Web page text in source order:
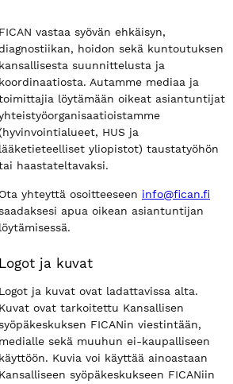
FICAN vastaa syövän ehkäisyn,
hoidon sekä kuntoutuksen
kansallisesta suunnittelusta ja
koordinaatiosta. Autamme mediaa ja
löytämään oikeat asiantuntijat
HUS ja
lääketieteelliset yliopistot) taustatyöhön
haastateltavaksi.
Ota yhteyttä osoitteeseen info@fican.fi
apua oikean asiantuntijan
löytämisessä.
Logot ja kuvat
Logot ja kuvat ovat ladattavissa alta.
Kuvat ovat tarkoitettu Kansallisen
FICANin viestintään,
medialle sekä muuhun ei-kaupalliseen
käyttöön. Kuvia voi käyttää ainoastaan
Kansalliseen syöpäkeskukseen FICANiin